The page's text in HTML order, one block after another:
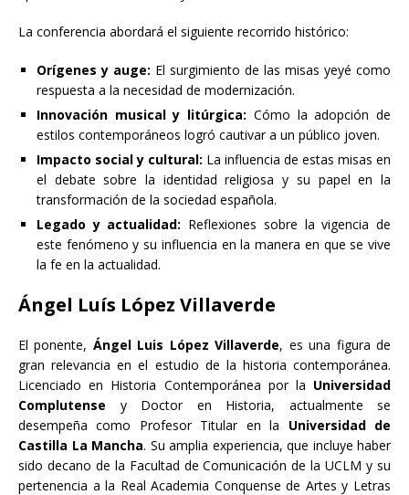
La conferencia abordará el siguiente recorrido histórico:
Orígenes y auge: El surgimiento de las misas yeyé como
respuesta a la necesidad de modernización.
Innovación musical y litúrgica: Cómo la adopción de
estilos contemporáneos logró cautivar a un público joven.
Impacto social y cultural: La influencia de estas misas en
el debate sobre la identidad religiosa y su papel en la
transformación de la sociedad española.
Legado y actualidad: Reflexiones sobre la vigencia de
este fenómeno y su influencia en la manera en que se vive
la fe en la actualidad.
Ángel Luís López Villaverde
El ponente, Ángel Luis López Villaverde, es una figura de
gran relevancia en el estudio de la historia contemporánea.
Licenciado en Historia Contemporánea por la Universidad
Complutense y Doctor en Historia, actualmente se
desempeña como Profesor Titular en la Universidad de
Castilla La Mancha. Su amplia experiencia, que incluye haber
sido decano de la Facultad de Comunicación de la UCLM y su
pertenencia a la Real Academia Conquense de Artes y Letras